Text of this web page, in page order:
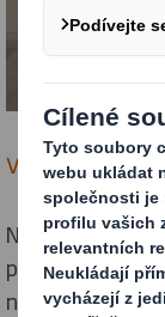
Výstava bude
Nezapomněli
prostoru budou
nábytek z